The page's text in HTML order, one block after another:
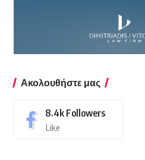
Ακολουθήστε μας
8.4k Followers
Like